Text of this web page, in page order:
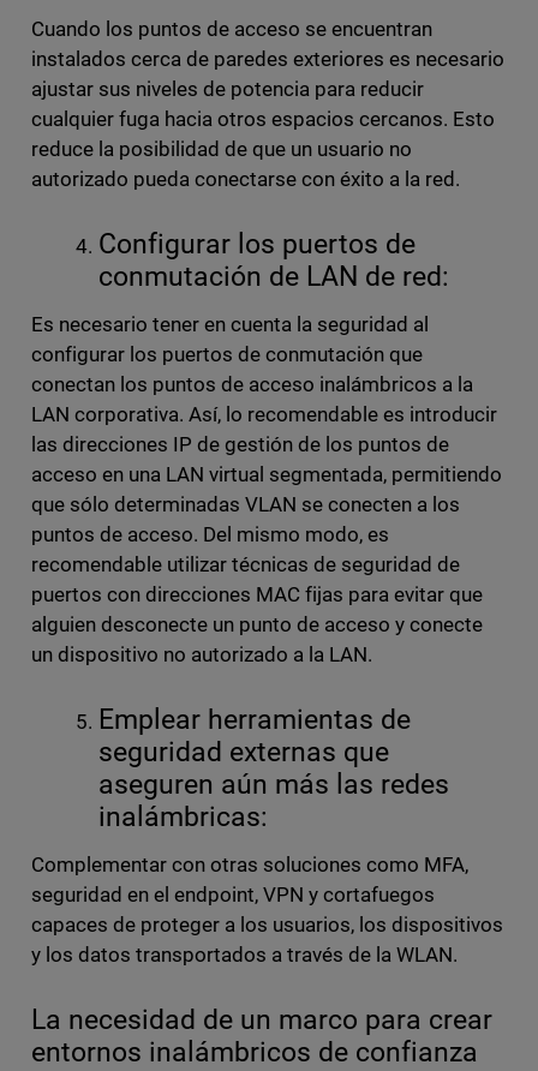
Cuando los puntos de acceso se encuentran
instalados cerca de paredes exteriores es necesario
ajustar sus niveles de potencia para reducir
cualquier fuga hacia otros espacios cercanos. Esto
reduce la posibilidad de que un usuario no
autorizado pueda conectarse con éxito a la red.
Configurar los puertos de
conmutación de LAN de red:
Es necesario tener en cuenta la seguridad al
configurar los puertos de conmutación que
conectan los puntos de acceso inalámbricos a la
LAN corporativa. Así, lo recomendable es introducir
las direcciones IP de gestión de los puntos de
acceso en una LAN virtual segmentada, permitiendo
que sólo determinadas VLAN se conecten a los
puntos de acceso. Del mismo modo, es
recomendable utilizar técnicas de seguridad de
puertos con direcciones MAC fijas para evitar que
alguien desconecte un punto de acceso y conecte
un dispositivo no autorizado a la LAN.
Emplear herramientas de
seguridad externas que
aseguren aún más las redes
inalámbricas:
Complementar con otras soluciones como MFA,
seguridad en el endpoint, VPN y cortafuegos
capaces de proteger a los usuarios, los dispositivos
y los datos transportados a través de la WLAN.
La necesidad de un marco para crear
entornos inalámbricos de confianza